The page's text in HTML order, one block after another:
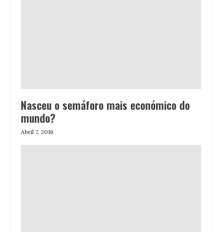
Nasceu o semáforo mais económico do
mundo?
Abril 7, 2016